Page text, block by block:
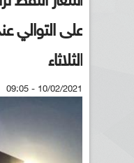
على التوالي
الثلاثاء
10/02/2021 - 09:05